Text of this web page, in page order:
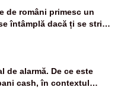
de români primesc un
întâmplă dacă ți se strică
de alarmă. De ce este
cash, în contextul